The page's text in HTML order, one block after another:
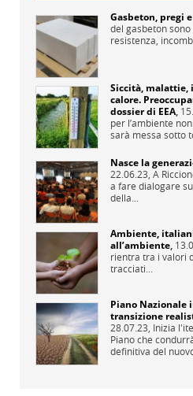
Gasbeton, pregi
del gasbeton
resistenza,
Siccità, malattie,
calore.
dossier di EEA,
per l’ambiente
sarà messa sotto
Nasce la
22.06.23, A
a fare dialogare
della...
Ambiente,
all’ambiente,
rientra tra i valori
tracciati...
Piano Nazionale
transizione
28.07.23, Inizia
Piano che
definitiva del